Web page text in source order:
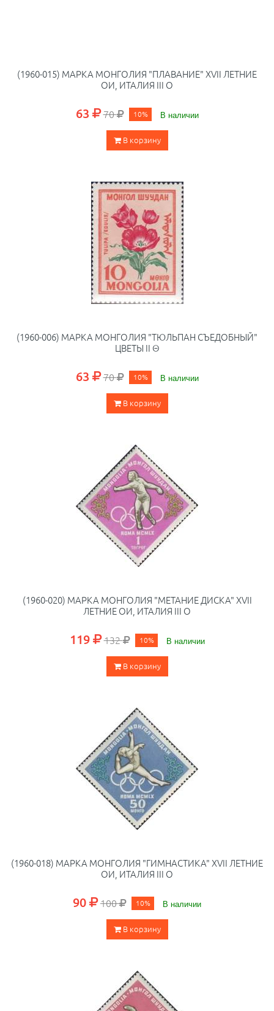
(1960-015) МАРКА МОНГОЛИЯ "ПЛАВАНИЕ" XVII ЛЕТНИЕ
ОИ, ИТАЛИЯ III O
63 70 10% В наличии
В корзину
(1960-006) МАРКА МОНГОЛИЯ "ТЮЛЬПАН СЪЕДОБНЫЙ"
ЦВЕТЫ II Θ
63 70 10% В наличии
В корзину
(1960-020) МАРКА МОНГОЛИЯ "МЕТАНИЕ ДИСКА" XVII
ЛЕТНИЕ ОИ, ИТАЛИЯ III O
119 132 10% В наличии
В корзину
(1960-018) МАРКА МОНГОЛИЯ "ГИМНАСТИКА" XVII ЛЕТНИЕ
ОИ, ИТАЛИЯ III O
90 100 10% В наличии
В корзину